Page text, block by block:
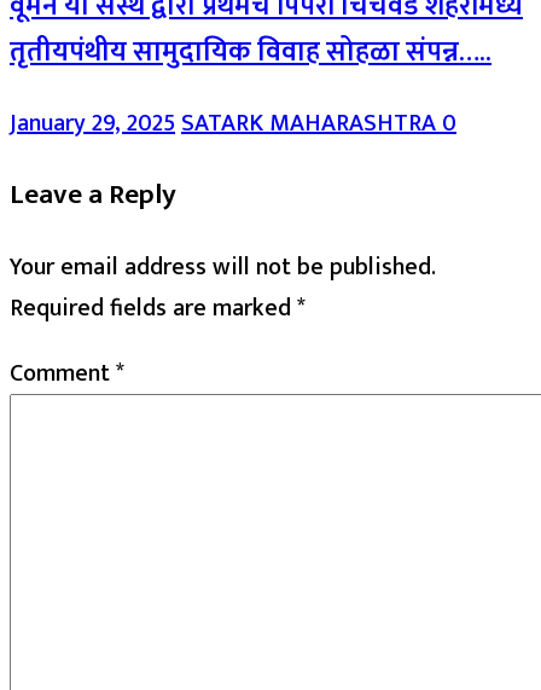
तृतीयपंथीय सामुदायिक विवाह सोहळा संपन्न…..
January 29, 2025SATARK MAHARASHTRA0
Leave a Reply
Your email address will not be published.
Required fields are marked*
Comment*